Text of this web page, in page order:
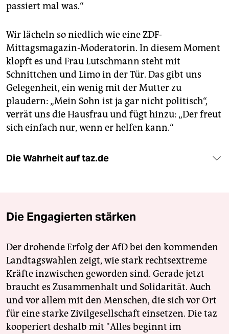
passiert mal was.“
Wir lächeln so niedlich wie eine ZDF-
Mittagsmagazin-Moderatorin. In diesem Moment
klopft es und Frau Lutschmann steht mit
Schnittchen und Limo in der Tür. Das gibt uns
Gelegenheit, ein wenig mit der Mutter zu
plaudern: „Mein Sohn ist ja gar nicht politisch“,
verrät uns die Hausfrau und fügt hinzu: „Der freut
sich einfach nur, wenn er helfen kann.“
Die Wahrheit auf taz.de
Die Engagierten stärken
Der drohende Erfolg der AfD bei den kommenden
Landtagswahlen zeigt, wie stark rechtsextreme
Kräfte inzwischen geworden sind. Gerade jetzt
braucht es Zusammenhalt und Solidarität. Auch
und vor allem mit den Menschen, die sich vor Ort
für eine starke Zivilgesellschaft einsetzen. Die taz
kooperiert deshalb mit "Alles beginnt im